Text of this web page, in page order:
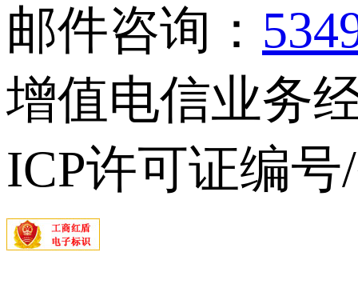
邮件咨询：
增值电信业务
ICP许可证编号